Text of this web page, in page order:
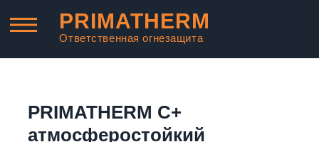
PRIMATHERM
Ответственная огнезащита
PRIMATHERM C+
атмосферостойкий